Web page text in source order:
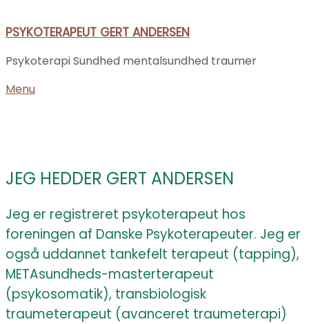
til
PSYKOTERAPEUT GERT ANDERSEN
Psykoterapi Sundhed mentalsundhed traumer
MenuMenu
JEG HEDDER GERT ANDERSEN
Jeg er registreret psykoterapeut hos
foreningen af Danske Psykoterapeuter. Jeg er
også uddannet tankefelt terapeut (tapping),
METAsundheds-masterterapeut
(psykosomatik), transbiologisk
traumeterapeut (avanceret traumeterapi)